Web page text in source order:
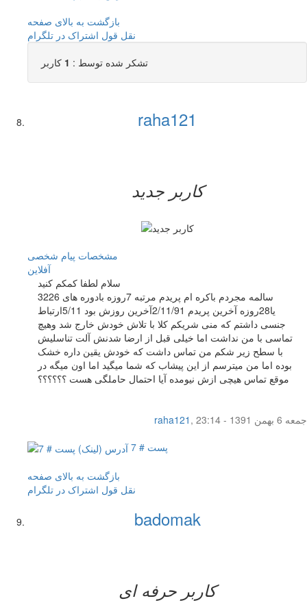
بازگشت به بالای صفحه
نقل قول اشتراک در تلگرام
تشکر شده توسط : 1 کاربر
raha121
کاربر جدید
مشخصات پیام شخصی
آفلاين
سلام لطفا کمکم کنید
32سالمه مجردم باکره ام پریدم مرتبه 7روزه بادوره های 26
یا28روزه آخرین پریدم 2/11/91آخرین روزش بود 5/11ارتباط
جنسی داشتم که منی شریکم کلا با تلاش خودش خارج شد وهیچ
تماسی با من نداشت اما خیلی قبل از ارضا شدنش آلت تناسلیش
با سطح زیر شکم من تماس داشت که خودش یقین داره خشک
بوده اما من میترسم از این پیشاب که شما میگید اما اون میگه در
موقع تماس هیچی ازش نیومده آیا احتمال حاملگی هست ؟؟؟؟؟؟
raha121 ,
جمعه 6 بهمن 1391 - 23:14
پست # 7
بازگشت به بالای صفحه
نقل قول اشتراک در تلگرام
badomak
کاربر حرفه ای